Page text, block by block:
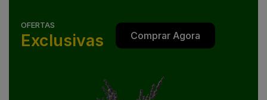
OFERTAS
Exclusivas Comprar Agora